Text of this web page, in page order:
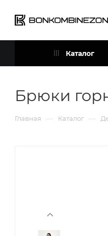
Каталог
Брюки
Главная — Каталог —